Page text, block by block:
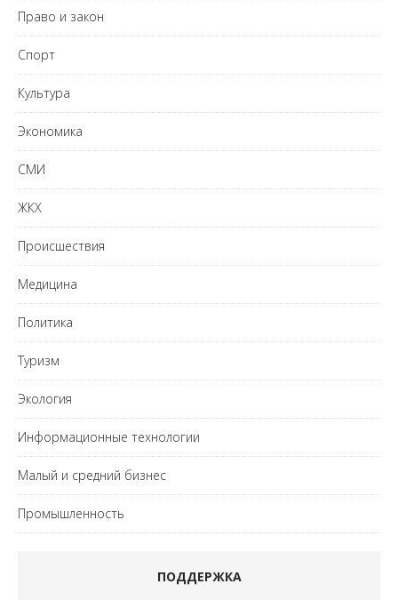
Право и закон
Спорт
Культура
Экономика
СМИ
ЖКХ
Происшествия
Медицина
Политика
Туризм
Экология
Информационные технологии
Малый и средний бизнес
Промышленность
ПОДДЕРЖКА